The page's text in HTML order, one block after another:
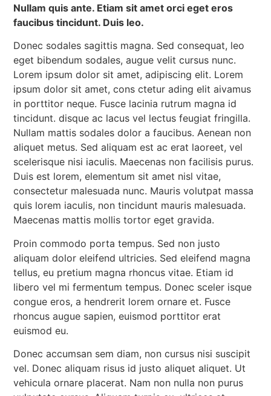
Nullam quis ante. Etiam sit amet orci eget eros
faucibus tincidunt. Duis leo.
Donec sodales sagittis magna. Sed consequat, leo
eget bibendum sodales, augue velit cursus nunc.
Lorem ipsum dolor sit amet, adipiscing elit. Lorem
ipsum dolor sit amet, cons ctetur ading elit aivamus
in porttitor neque. Fusce lacinia rutrum magna id
tincidunt. disque ac lacus vel lectus feugiat fringilla.
Nullam mattis sodales dolor a faucibus. Aenean non
aliquet metus. Sed aliquam est ac erat laoreet, vel
scelerisque nisi iaculis. Maecenas non facilisis purus.
Duis est lorem, elementum sit amet nisl vitae,
consectetur malesuada nunc. Mauris volutpat massa
quis lorem iaculis, non tincidunt mauris malesuada.
Maecenas mattis mollis tortor eget gravida.
Proin commodo porta tempus. Sed non justo
aliquam dolor eleifend ultricies. Sed eleifend magna
tellus, eu pretium magna rhoncus vitae. Etiam id
libero vel mi fermentum tempus. Donec sceler isque
congue eros, a hendrerit lorem ornare et. Fusce
rhoncus augue sapien, euismod porttitor erat
euismod eu.
Donec accumsan sem diam, non cursus nisi suscipit
vel. Donec aliquam risus id justo aliquet aliquet. Ut
vehicula ornare placerat. Nam non nulla non purus